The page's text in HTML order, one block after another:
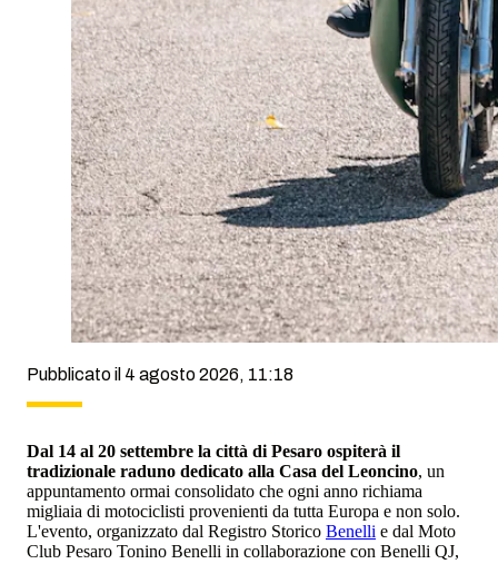
Pubblicato il 4 agosto 2026, 11:18
Dal 14 al 20 settembre la città di Pesaro ospiterà il
tradizionale raduno dedicato alla Casa del Leoncino, un
appuntamento ormai consolidato che ogni anno richiama
migliaia di motociclisti provenienti da tutta Europa e non solo.
L'evento, organizzato dal Registro Storico Benelli e dal Moto
Club Pesaro Tonino Benelli in collaborazione con Benelli QJ,